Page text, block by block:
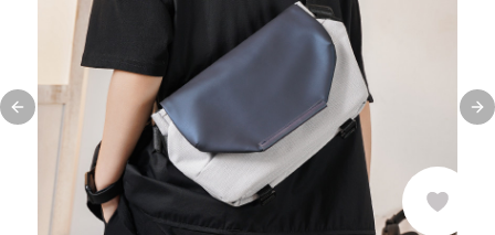
Previous slide